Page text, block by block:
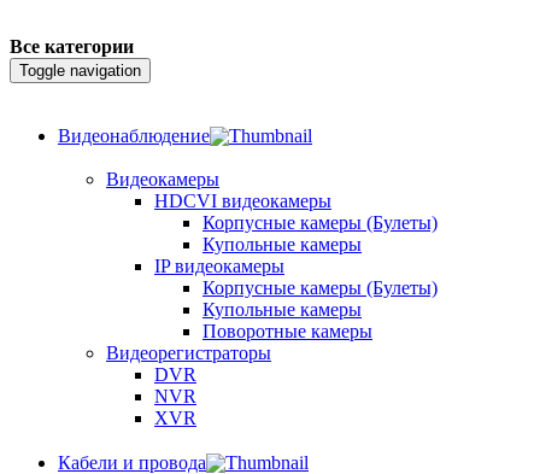
Все категории
Toggle navigation
Видеонаблюдение
Видеокамеры
HDCVI видеокамеры
Корпусные камеры (Булеты)
Купольные камеры
IP видеокамеры
Корпусные камеры (Булеты)
Купольные камеры
Поворотные камеры
Видеорегистраторы
DVR
NVR
XVR
Кабели и провода